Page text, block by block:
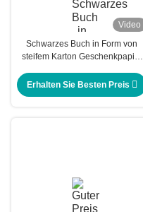
Video
Schwarzes Buch in Form von
steifem Karton Geschenkpapier
Clamshell
Magnetgeschenkkarton
Erhalten Sie Besten Preis